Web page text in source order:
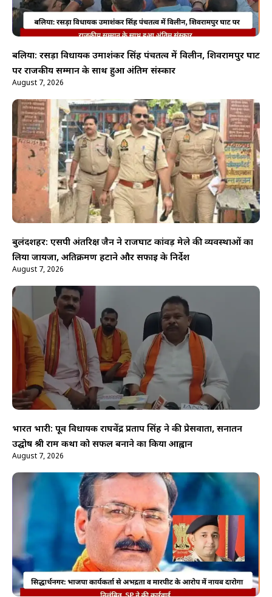
बलिया: रसड़ा विधायक उमाशंकर सिंह पंचतत्व में विलीन, शिवरामपुर घाट
पर राजकीय सम्मान के साथ हुआ अंतिम संस्कार
August 7, 2026
बुलंदशहर: एसपी अंतरिक्ष जैन ने राजघाट कांवड़ मेले की व्यवस्थाओं का
लिया जायजा, अतिक्रमण हटाने और सफाई के निर्देश
August 7, 2026
भारत भारी: पूर्व विधायक राघवेंद्र प्रताप सिंह ने की प्रेसवार्ता, सनातन
उद्घोष श्री राम कथा को सफल बनाने का किया आह्वान
August 7, 2026